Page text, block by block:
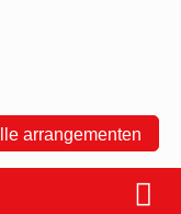
arrangementen
Zuid